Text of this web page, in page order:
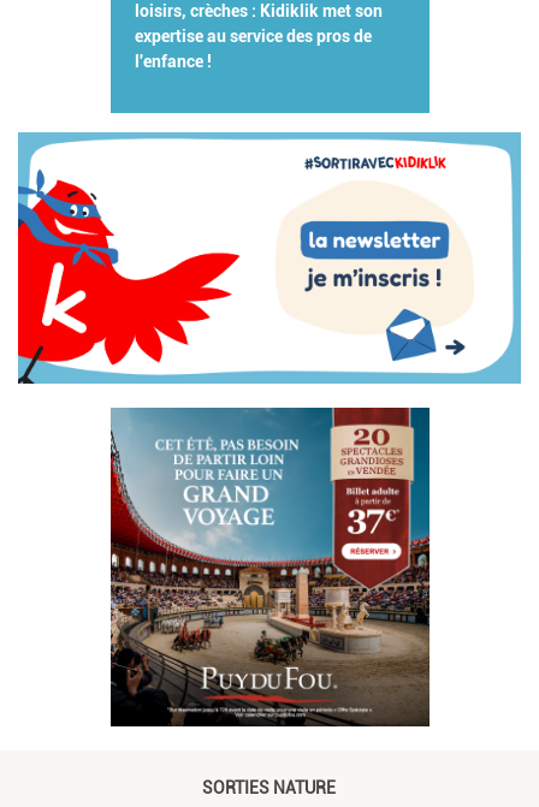
loisirs, crèches : Kidiklik met son
expertise au service des pros de
l'enfance !
SORTIES NATURE